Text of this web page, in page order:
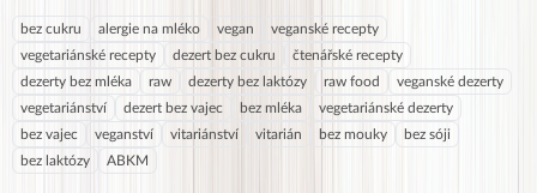
bez cukru alergie na mléko vegan
veganské recepty
vegetariánské recepty
dezert bez cukru
čtenářské recepty
dezerty bez mléka
raw dezerty bez laktózy raw food
veganské dezerty
vegetariánství
dezert bez vajec bez mléka
vegetariánské dezerty
bez vajec
veganství vitariánství vitarián bez mouky
bez sóji
bez laktózy
ABKM